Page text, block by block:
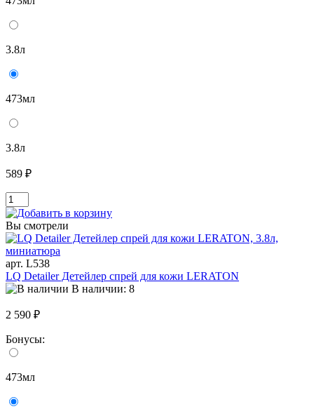
3.8л
473мл
3.8л
589 ₽
Вы смотрели
арт. L538
LQ Detailer Детейлер спрей для кожи LERATON
В наличии: 8
2 590 ₽
Бонусы:
473мл